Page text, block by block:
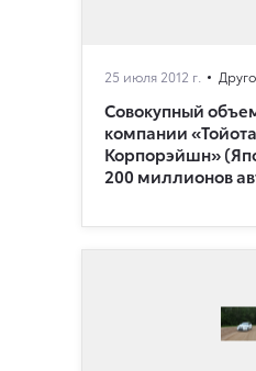
25 июля 2012 г.
Совокупный
компании
Корпорэйшн»
200 миллионов